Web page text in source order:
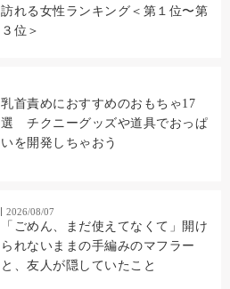
訪れる女性ランキング＜第１位〜第
３位＞
乳首責めにおすすめのおもちゃ17
選 チクニーグッズや道具でおっぱ
いを開発しちゃおう
2026/08/07
「ごめん、まだ使えてなくて」開け
られないままの手編みのマフラー
と、友人が隠していたこと